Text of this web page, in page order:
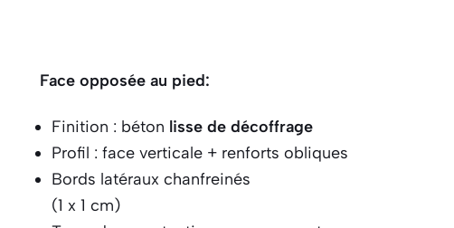
Face opposée au pied:
Finition : béton lisse de décoffrage
Profil : face verticale + renforts obliques
Bords latéraux chanfreinés
(1 x 1 cm)